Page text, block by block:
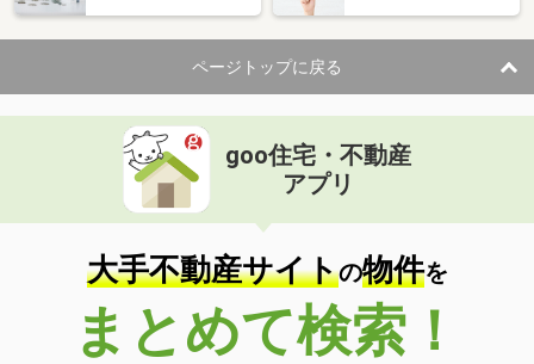
ページトップに戻る
goo住宅・不動産
アプリ
大手不動産サイトの物件を
まとめて検索！